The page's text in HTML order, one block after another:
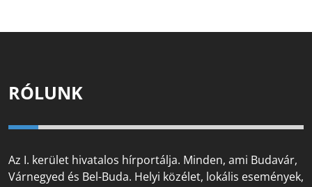
RÓLUNK
Az I. kerület hivatalos hírportálja. Minden, ami Budavár,
Várnegyed és Bel-Buda. Helyi közélet, lokális események,